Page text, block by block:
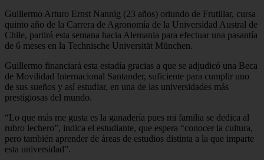
Guillermo Arturo Ernst Nannig (23 años) oriundo de Frutillar, cursa
quinto año de la Carrera de Agronomía de la Universidad Austral de
Chile, partirá esta semana hacia Alemania para efectuar una pasantía
de 6 meses en la Technische Universität München.
Guillermo financiará esta estadía gracias a que se adjudicó una Beca
de Movilidad Internacional Santander, suficiente para cumplir uno
de sus sueños y así estudiar, en una de las universidades más
prestigiosas del mundo.
“Lo que más me gusta es la ganadería pues mi familia se dedica al
rubro lechero”, indica el estudiante, que espera “conocer la cultura,
pero también aprender de áreas de estudios distinta a la que imparte
esta universidad”.